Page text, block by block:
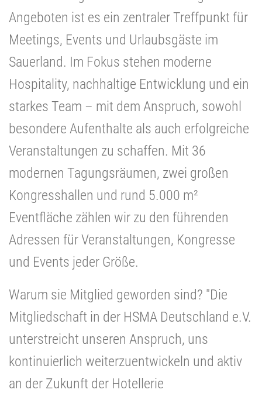
Angeboten ist es ein zentraler Treffpunkt für
Meetings, Events und Urlaubsgäste im
Sauerland. Im Fokus stehen moderne
Hospitality, nachhaltige Entwicklung und ein
starkes Team – mit dem Anspruch, sowohl
besondere Aufenthalte als auch erfolgreiche
Veranstaltungen zu schaffen. Mit 36
modernen Tagungsräumen, zwei großen
Kongresshallen und rund 5.000 m²
Eventfläche zählen wir zu den führenden
Adressen für Veranstaltungen, Kongresse
und Events jeder Größe.
Warum sie Mitglied geworden sind? "Die
Mitgliedschaft in der HSMA Deutschland e.V.
unterstreicht unseren Anspruch, uns
kontinuierlich weiterzuentwickeln und aktiv
an der Zukunft der Hotellerie